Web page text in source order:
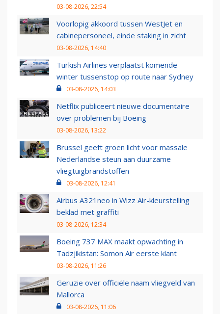
03-08-2026, 22:54
Voorlopig akkoord tussen WestJet en
cabinepersoneel, einde staking in zicht
03-08-2026, 14:40
Turkish Airlines verplaatst komende
winter tussenstop op route naar Sydney
03-08-2026, 14:03
Netflix publiceert nieuwe documentaire
over problemen bij Boeing
03-08-2026, 13:22
Brussel geeft groen licht voor massale
Nederlandse steun aan duurzame
vliegtuigbrandstoffen
03-08-2026, 12:41
Airbus A321neo in Wizz Air-kleurstelling
beklad met graffiti
03-08-2026, 12:34
Boeing 737 MAX maakt opwachting in
Tadzjikistan: Somon Air eerste klant
03-08-2026, 11:26
Geruzie over officiële naam vliegveld van
Mallorca
03-08-2026, 11:06